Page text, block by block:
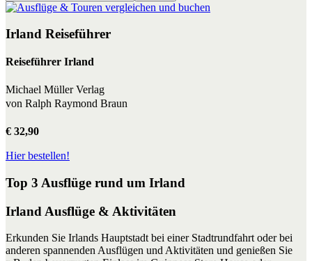
Irland Reiseführer
Reiseführer Irland
Michael Müller Verlag
von Ralph Raymond Braun
€ 32,90
Hier bestellen!
Top 3 Ausflüge rund um Irland
Irland Ausflüge & Aktivitäten
Erkunden Sie Irlands Hauptstadt bei einer Stadtrundfahrt oder bei
anderen spannenden Ausflügen und Aktivitäten und genießen Sie